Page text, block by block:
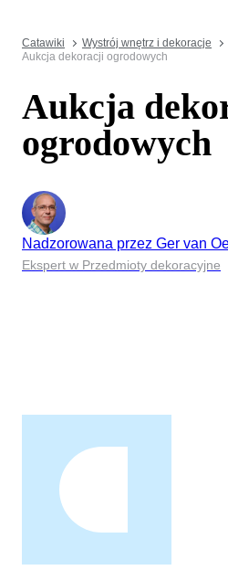
Catawiki Wystrój wnętrz i dekoracje
Aukcja dekoracji ogrodowych
Aukcja
ogrodowych
Nadzorowana przez Ger van
Ekspert w Przedmioty dekoracyjne